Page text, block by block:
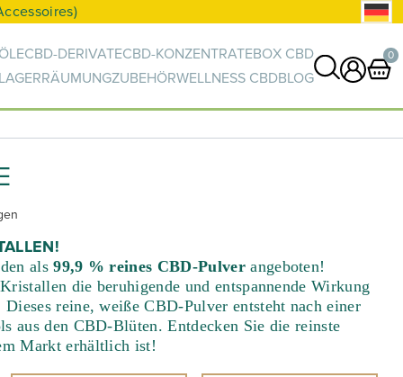
CBD-DERIVATECBD-KONZENTRATEBOX CBD
ZUBEHÖRWELLNESS CBDBLOG
0
als99,9 % reines CBD-Pulverangeboten!
die beruhigende und entspannende Wirkung
reine, weiße CBD-Pulver entsteht nach einer
aus den CBD-Blüten. Entdecken Sie die reinste
Markt erhältlich ist!